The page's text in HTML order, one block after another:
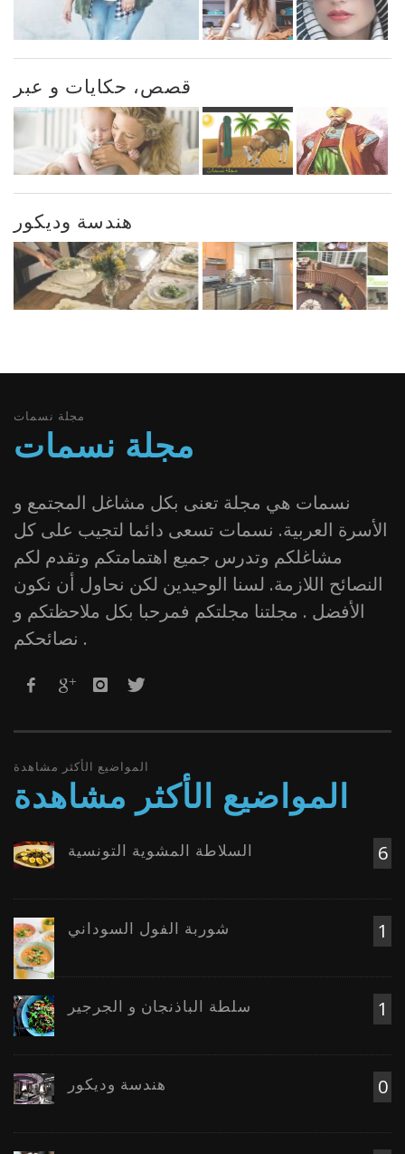
قصص، حكايات و عبر
هندسة وديكور
مجلة نسمات
مجلة نسمات
نسمات هي مجلة تعنى بكل مشاغل المجتمع و
الأسرة العربية. نسمات تسعى دائما لتجيب على كل
مشاغلكم وتدرس جميع اهتمامتكم وتقدم لكم
النصائح اللازمة. لسنا الوحيدين لكن نحاول أن نكون
الأفضل . مجلتنا مجلتكم فمرحبا بكل ملاحظتكم و
نصائحكم .
المواضيع الأكثر مشاهدة
المواضيع الأكثر مشاهدة
6 السلاطة المشوية التونسية
1 شوربة الفول السوداني
1 سلطة الباذنجان و الجرجير
0 هندسة وديكور